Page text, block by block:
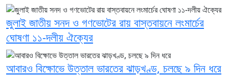
জুলাই জাতীয় সনদ ও গণভোটের রায় বাস্তবায়নে লংমার্চের
ঘোষণা ১১-দলীয় ঐক্যের
আবারও বিক্ষোভে উত্তাল ভারতের ঝাড়খণ্ড, চলছে ৯ দিন ধরে